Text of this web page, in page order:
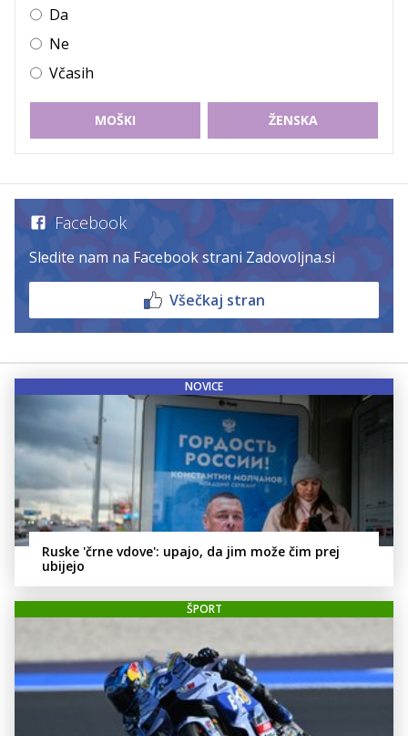
Da
Ne
Včasih
MOŠKI ŽENSKA
Facebook
Sledite nam na Facebook strani Zadovoljna.si
Všečkaj stran
NOVICE
Ruske 'črne vdove': upajo, da jim može čim prej
ubijejo
ŠPORT